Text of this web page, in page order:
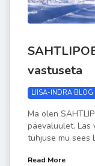
vastuseta
LIISA-INDRA BLOG
Ma olen
päevaluulet. Las
tühjuse mu sees
Read More